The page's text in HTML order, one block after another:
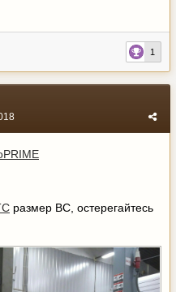
1
размер ВС, остерегайтесь